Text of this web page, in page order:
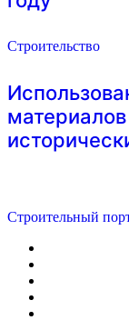
Строительство
Строительный